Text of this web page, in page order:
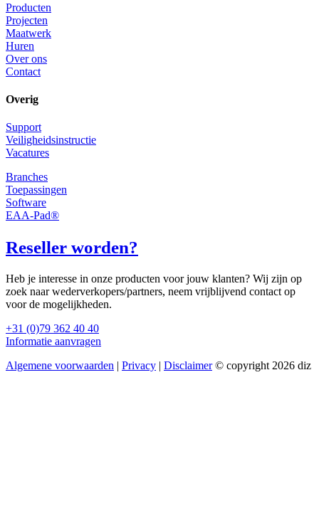
Producten
Projecten
Maatwerk
Huren
Over ons
Contact
Overig
Support
Veiligheidsinstructie
Vacatures
Branches
Toepassingen
Software
EAA-Pad®
Reseller worden?
Heb je interesse in onze producten voor jouw klanten? Wij zijn op
zoek naar wederverkopers/partners, neem vrijblijvend contact op
voor de mogelijkheden.
+31 (0)79 362 40 40
Informatie aanvragen
Algemene voorwaarden | Privacy | Disclaimer© copyright 2026 diz